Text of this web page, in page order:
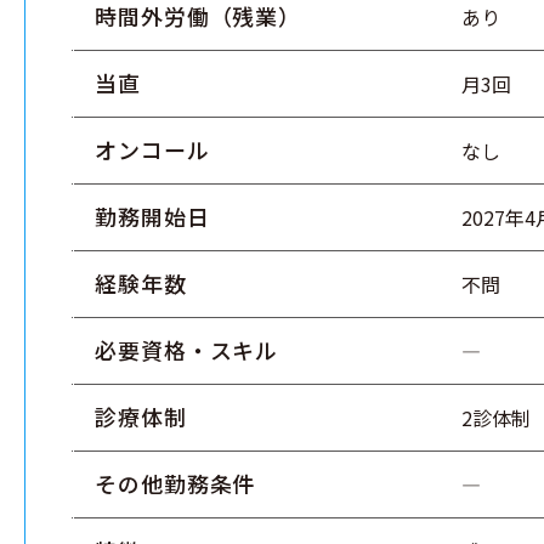
時間外労働（残業） あり
当直 月3回
オンコール なし
勤務開始日 2027年4
経験年数 不問
必要資格・スキル ―
診療体制 2診体制
その他勤務条件 ―